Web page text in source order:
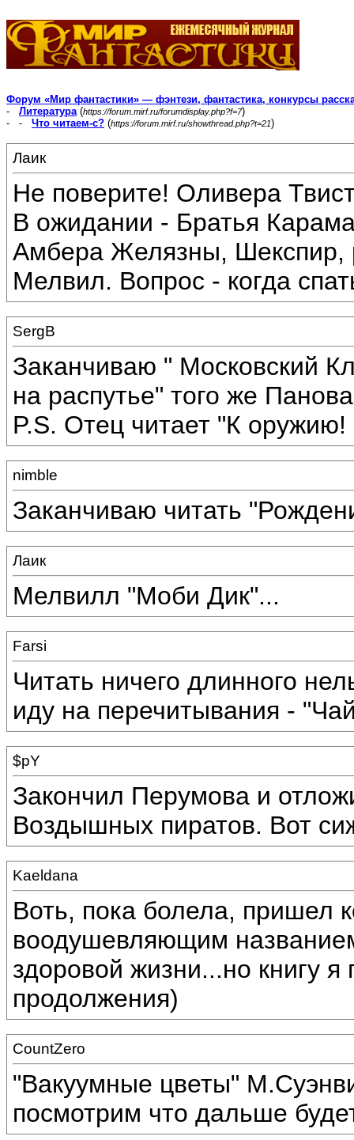
Форум «Мир фантастики» — фэнтези, фантастика, конкурсы
- Литература(https://forum.mirf.ru/forumdisplay.php?f=7)
- - Что читаем-с? (https://forum.mirf.ru/showthread.php?t=21)
Лаик
Не поверите! Оливера
В ожидании - Братья
Амбера Желязны, Шекспир,
Мелвил. Вопрос - когда
SergB
Заканчиваю " Московский
на распутье" того же
P.S. Отец читает "К
nimble
Заканчиваю читать
Лаик
Мелвилл "Моби Дик"...
Farsi
Читать ничего длинного
иду на перечитывания -
$pY
Закончил Перумова и
Воздышных пиратов. Вот
Kaeldana
Воть, пока болела, пришел
воодушевляющим
здоровой жизни...но книгу
продолжения)
CountZero
"Вакуумные цветы"
посмотрим что дальше